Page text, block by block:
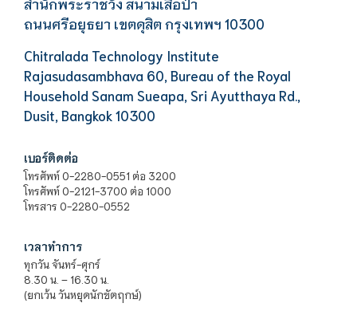
ถนนศรีอยุธยา เขตดุสิต กรุงเทพฯ 10300
Chitralada Technology Institute
Rajasudasambhava 60, Bureau of the Royal
Household Sanam Sueapa, Sri Ayutthaya Rd.,
Dusit, Bangkok 10300
เบอร์ติดต่อ
โทรศัพท์ 0-2280-0551 ต่อ 3200
โทรศัพท์ 0-2121-3700 ต่อ 1000
โทรสาร 0-2280-0552
เวลาทำการ
ทุกวัน จันทร์-ศุกร์
8.30 น. – 16.30 น.
(ยกเว้น วันหยุดนักขัตฤกษ์)